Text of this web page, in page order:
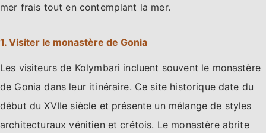
mer frais tout en contemplant la mer.
1. Visiter le monastère de Gonia
Les visiteurs de Kolymbari incluent souvent le monastère
de Gonia dans leur itinéraire. Ce site historique date du
début du XVIIe siècle et présente un mélange de styles
architecturaux vénitien et crétois. Le monastère abrite